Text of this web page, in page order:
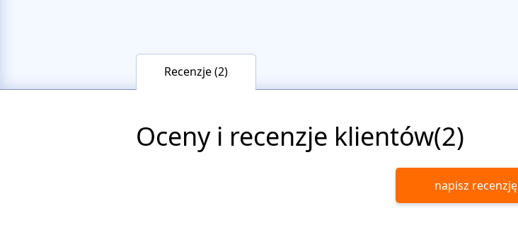
Recenzje (2)
Oceny i recenzje klientów(2)
napisz recenzję